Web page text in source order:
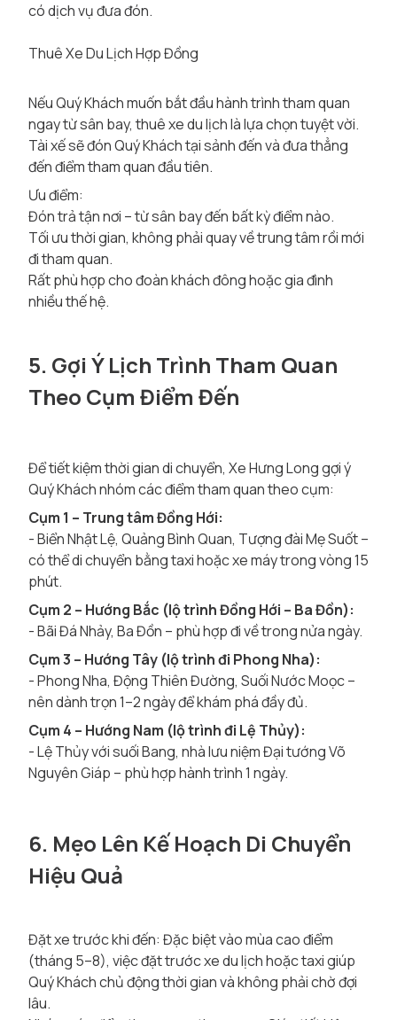
có dịch vụ đưa đón.
Thuê Xe Du Lịch Hợp Đồng
Nếu Quý Khách muốn bắt đầu hành trình tham quan
ngay từ sân bay, thuê xe du lịch là lựa chọn tuyệt vời.
Tài xế sẽ đón Quý Khách tại sảnh đến và đưa thẳng
đến điểm tham quan đầu tiên.
Ưu điểm:
Đón trả tận nơi – từ sân bay đến bất kỳ điểm nào.
Tối ưu thời gian, không phải quay về trung tâm rồi mới
đi tham quan.
Rất phù hợp cho đoàn khách đông hoặc gia đình
nhiều thế hệ.
5. Gợi Ý Lịch Trình Tham Quan
Theo Cụm Điểm Đến
Để tiết kiệm thời gian di chuyển, Xe Hưng Long gợi ý
Quý Khách nhóm các điểm tham quan theo cụm:
Cụm 1 – Trung tâm Đồng Hới:
- Biển Nhật Lệ, Quảng Bình Quan, Tượng đài Mẹ Suốt –
có thể di chuyển bằng taxi hoặc xe máy trong vòng 15
phút.
Cụm 2 – Hướng Bắc (lộ trình Đồng Hới – Ba Đồn):
- Bãi Đá Nhảy, Ba Đồn – phù hợp đi về trong nửa ngày.
Cụm 3 – Hướng Tây (lộ trình đi Phong Nha):
- Phong Nha, Động Thiên Đường, Suối Nước Moọc –
nên dành trọn 1–2 ngày để khám phá đầy đủ.
Cụm 4 – Hướng Nam (lộ trình đi Lệ Thủy):
- Lệ Thủy với suối Bang, nhà lưu niệm Đại tướng Võ
Nguyên Giáp – phù hợp hành trình 1 ngày.
6. Mẹo Lên Kế Hoạch Di Chuyển
Hiệu Quả
Đặt xe trước khi đến: Đặc biệt vào mùa cao điểm
(tháng 5–8), việc đặt trước xe du lịch hoặc taxi giúp
Quý Khách chủ động thời gian và không phải chờ đợi
lâu.